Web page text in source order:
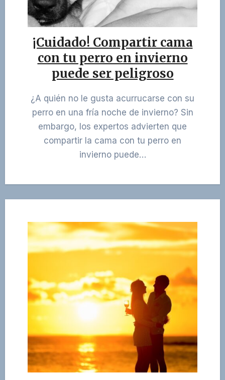
¡Cuidado! Compartir cama
con tu perro en invierno
puede ser peligroso
¿A quién no le gusta acurrucarse con su
perro en una fría noche de invierno? Sin
embargo, los expertos advierten que
compartir la cama con tu perro en
invierno puede…